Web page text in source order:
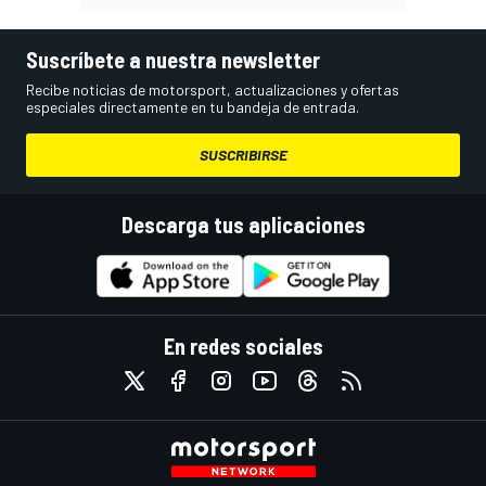
Suscríbete a nuestra newsletter
Recibe noticias de motorsport, actualizaciones y ofertas
especiales directamente en tu bandeja de entrada.
SUSCRIBIRSE
Descarga tus aplicaciones
En redes sociales